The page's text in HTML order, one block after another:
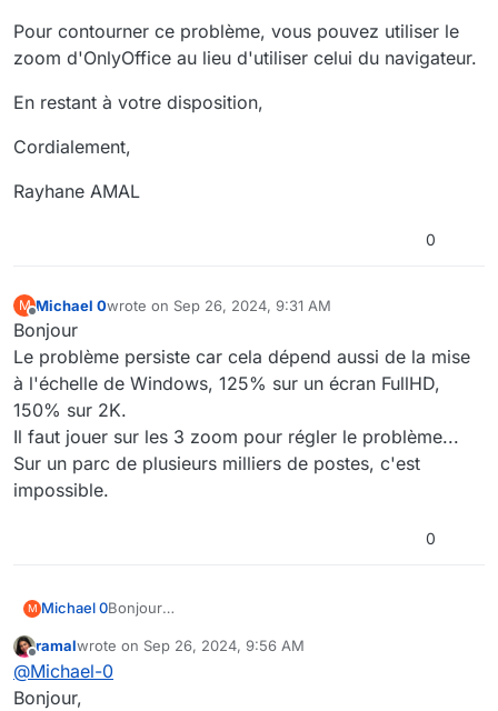
entraîne cela.
Les logs de OnlyOffice 8.1.3 indique la prise en
compte:
All Editors
Fixed bugs with cursor and interface objects
positioning in Chromium browsers
Existe t'il une solution de contournement simple en
attendant la maj de OnlyOffice dans Gofast?
Pour contourner ce problème, vous pouvez utiliser le
zoom d'OnlyOffice au lieu d'utiliser celui du navigateur.
En restant à votre disposition,
Cordialement,
Rayhane AMAL
0
M
Offline
Michael 0wrote on Sep 26, 2024, 9:31 AM
last edited by
Bonjour
Le problème persiste car cela dépend aussi de la mise
à l'échelle de Windows, 125% sur un écran FullHD,
150% sur 2K.
Il faut jouer sur les 3 zoom pour régler le problème...
Sur un parc de plusieurs milliers de postes, c'est
impossible.
0
M Michael 0Bonjour
mise à l'échelle de Windows, 125% sur un écran
FullHD, 150% sur 2K.
Offline
ramalwrote on Sep 26, 2024, 9:56 AM
last edited by
@Michael-0
Bonjour,